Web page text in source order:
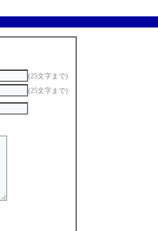
(25文字まで)
(25文字まで)